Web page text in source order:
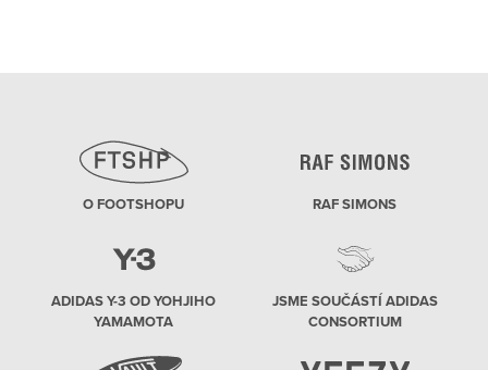
O FOOTSHOPU RAF SIMONS
ADIDAS Y-3 OD YOHJIHO
YAMAMOTA
JSME SOUČÁSTÍ ADIDAS
CONSORTIUM